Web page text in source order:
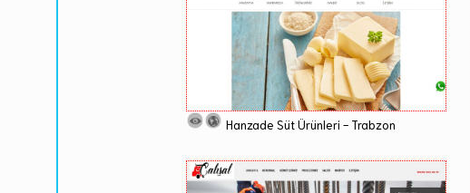
Hanzade Süt Ürünleri - Trabzon